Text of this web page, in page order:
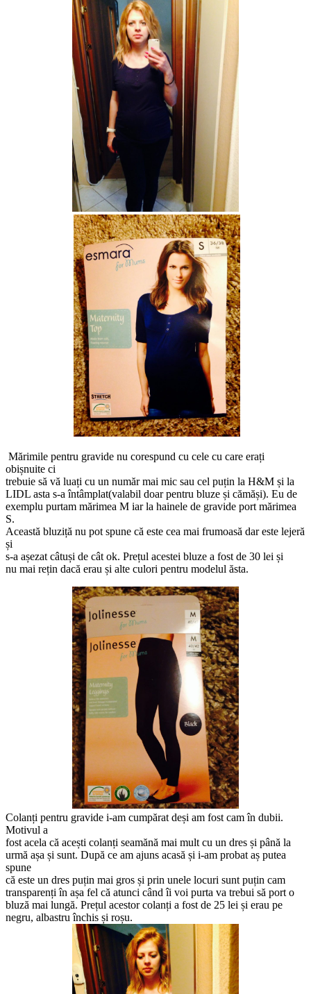
Mărimile pentru gravide nu corespund cu cele cu care erați
obișnuite ci
trebuie să vă luați cu un număr mai mic sau cel puțin la H&M și la
LIDL asta s-a întâmplat(valabil doar pentru bluze și cămăși). Eu de
exemplu purtam mărimea M iar la hainele de gravide port mărimea
S.
Această bluziță nu pot spune că este cea mai frumoasă dar este lejeră
și
s-a așezat câtuși de cât ok. Prețul acestei bluze a fost de 30 lei și
nu mai rețin dacă erau și alte culori pentru modelul ăsta.
Colanți pentru gravide i-am cumpărat deși am fost cam în dubii.
Motivul a
fost acela că acești colanți seamănă mai mult cu un dres și până la
urmă așa și sunt. După ce am ajuns acasă și i-am probat aș putea
spune
că este un dres puțin mai gros și prin unele locuri sunt puțin cam
transparenți în așa fel că atunci când îi voi purta va trebui să port o
bluză mai lungă. Prețul acestor colanți a fost de 25 lei și erau pe
negru, albastru închis și roșu.